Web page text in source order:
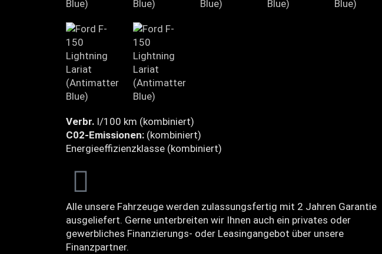
Verbr. l/100 km (kombiniert)
C02-Emissionen: (kombiniert)
Energieeffizienzklasse (kombiniert)
Alle unsere Fahrzeuge werden zulassungsfertig mit 2 Jahren Garantie
ausgeliefert. Gerne unterbreiten wir Ihnen auch ein privates oder
gewerbliches Finanzierungs- oder Leasingangebot über unsere
Finanzpartner.